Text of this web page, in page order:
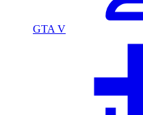
GTA V